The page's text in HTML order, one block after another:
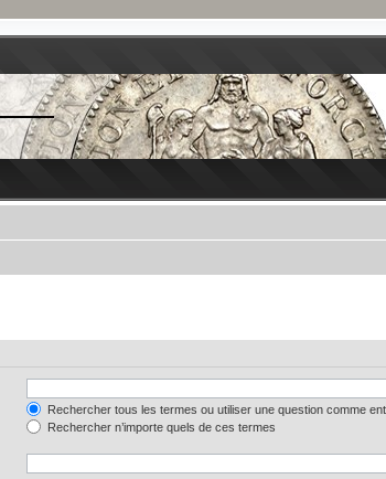
Rechercher tous les termes ou utiliser une question comme
Rechercher n’importe quels de ces termes